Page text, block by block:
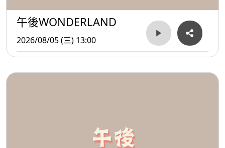
午後WONDERLAND
2026/08/05 (三) 13:00